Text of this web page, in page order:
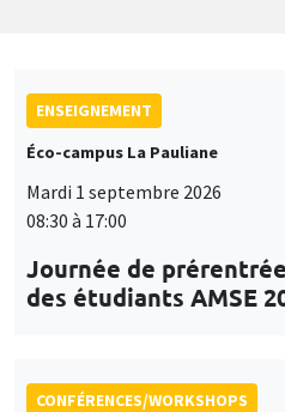
ENSEIGNEMENT
Éco-campus La Pauliane
Mardi 1 septembre 2026
08:30 à 17:00
Journée de
des étudiants AMSE
CONFÉRENCES/WORKSHOPS